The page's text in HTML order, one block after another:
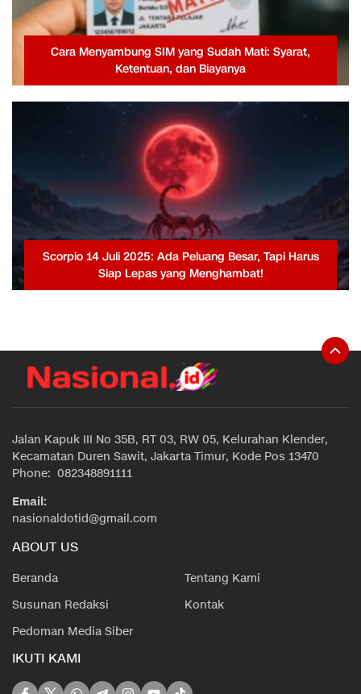
Cara Menyambung SIM yang Sudah Mati: Syarat,
Ketentuan, dan Biayanya
Scorpio 14 Juli 2025: Ada Peluang Besar, Tapi Harus
Siap Lepas yang Menghambat!
Jalan Kapuk III No 35B, RT 03, RW 05, Kelurahan Klender,
Kecamatan Duren Sawit, Jakarta Timur, Kode Pos 13470
Phone: 082348891111
Email:
nasionaldotid@gmail.com
ABOUT US
Beranda
Tentang Kami
Susunan Redaksi
Kontak
Pedoman Media Siber
IKUTI KAMI